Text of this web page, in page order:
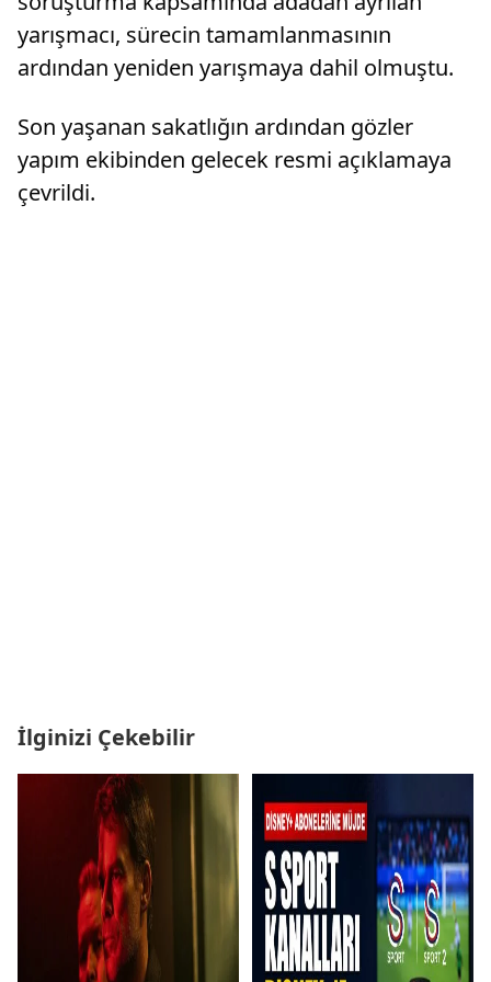
yarışmacı, sürecin tamamlanmasının
ardından yeniden yarışmaya dahil olmuştu.
Son yaşanan sakatlığın ardından gözler
yapım ekibinden gelecek resmi açıklamaya
çevrildi.
İlginizi Çekebilir